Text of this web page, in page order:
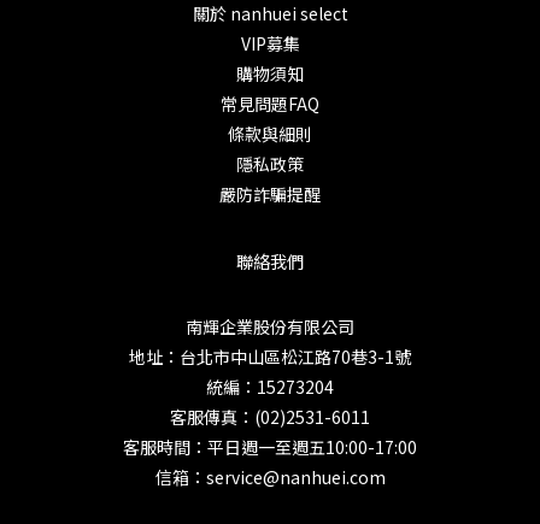
關於 nanhuei select
VIP募集
購物須知
常見問題FAQ
條款與細則
隱私政策
嚴防詐騙提醒
聯絡我們
南輝企業股份有限公司
地址：台北市中山區松江路70巷3-1號
統編：15273204
客服傳真：(02)2531-6011
客服時間：平日週一至週五10:00-17:00
信箱：service@nanhuei.com